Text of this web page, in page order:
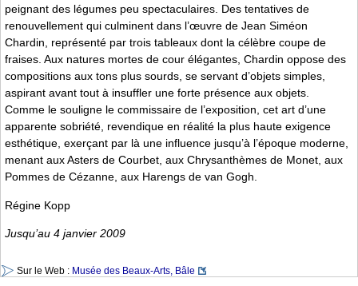
peignant des légumes peu spectaculaires. Des tentatives de
renouvellement qui culminent dans l’œuvre de Jean Siméon
Chardin, représenté par trois tableaux dont la célèbre coupe de
fraises. Aux natures mortes de cour élégantes, Chardin oppose des
compositions aux tons plus sourds, se servant d’objets simples,
aspirant avant tout à insuffler une forte présence aux objets.
Comme le souligne le commissaire de l’exposition, cet art d’une
apparente sobriété, revendique en réalité la plus haute exigence
esthétique, exerçant par là une influence jusqu’à l’époque moderne,
menant aux Asters de Courbet, aux Chrysanthèmes de Monet, aux
Pommes de Cézanne, aux Harengs de van Gogh.
Régine Kopp
Jusqu’au 4 janvier 2009
Sur le Web : Musée des Beaux-Arts, Bâle